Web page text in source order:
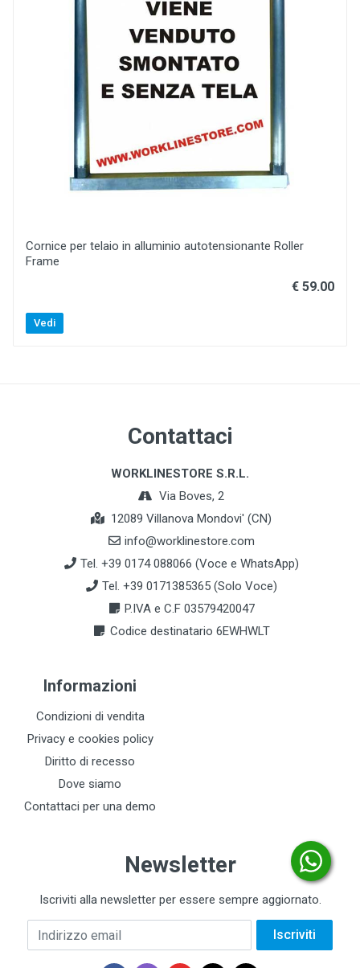
Cornice per telaio in alluminio autotensionante Roller
Frame
€ 59.00
Vedi
Contattaci
WORKLINESTORE S.R.L.
Via Boves, 2
12089 Villanova Mondovi' (CN)
info@worklinestore.com
Tel. +39 0174 088066 (Voce e WhatsApp)
Tel. +39 0171385365 (Solo Voce)
P.IVA e C.F 03579420047
Codice destinatario 6EWHWLT
Informazioni
Condizioni di vendita
Privacy e cookies policy
Diritto di recesso
Dove siamo
Contattaci per una demo
Newsletter
Iscriviti alla newsletter per essere sempre aggiornato.
Indirizzo email Iscriviti